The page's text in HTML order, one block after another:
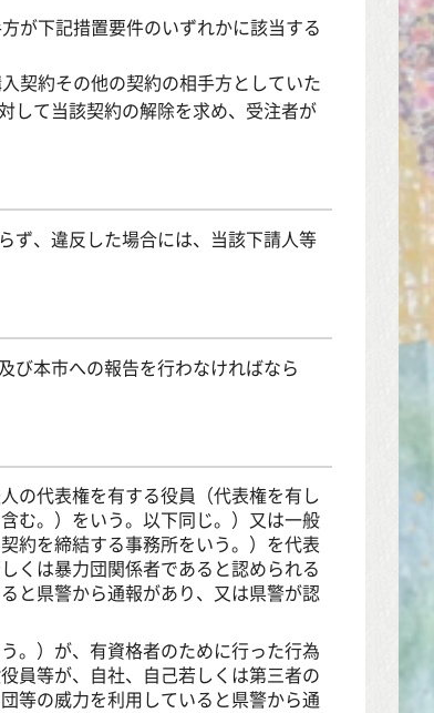
が下記措置要件のいずれかに該当する
契約その他の契約の相手方としていた
して当該契約の解除を求め、受注者が
ず、違反した場合には、当該下請人等
び本市への報告を行わなければなら
の代表権を有する役員（代表権を有し
む。）をいう。以下同じ。）又は一般
約を締結する事務所をいう。）を代表
くは暴力団関係者であると認められる
と県警から通報があり、又は県警が認
。）が、有資格者のために行った行為
員等が、自社、自己若しくは第三者の
等の威力を利用していると県警から通